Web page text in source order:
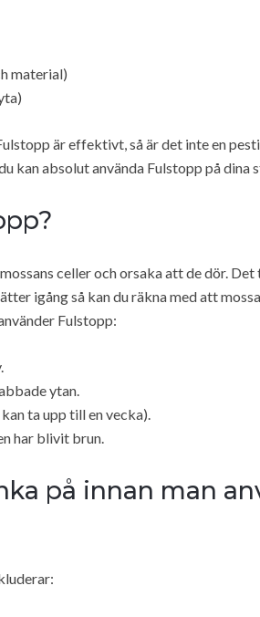
material)
är effektivt, så är det inte en
kan absolut använda Fulstopp på dina
celler och orsaka att de dör.
igång så kan du räkna med att
Fulstopp:
ytan.
ta upp till en vecka).
har blivit brun.
på innan man